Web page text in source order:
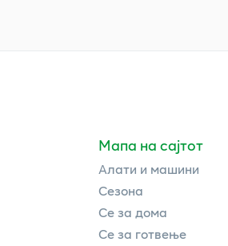
Мапа на сајтот
Алати и машини
Сезона
Се за дома
Се за готвење